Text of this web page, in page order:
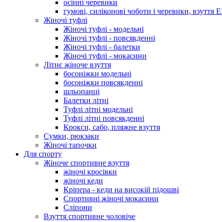
осінні черевики
гумові, силіконові чоботи і черевики, взуття
Жіночі туфлі
Жіночі туфлі - модельні
Жіночі туфлі - повсякденні
Жіночі туфлі - балетки
Жіночі туфлі - мокасини
Літнє жіноче взуття
босоніжки модельні
босоніжки повсякденні
шльопанці
Балетки літні
Туфлі літні модельні
Туфлі літні повсякденні
Крокси, сабо, пляжне взуття
Сумки, рюкзаки
Жіночі тапочки
Для спорту
Жіноче спортивне взуття
жіночі кросівки
жіночі кеди
Кріпера - кеди на високій підошві
Спортивні жіночі мокасини
Сліпони
Взуття спортивне чоловіче